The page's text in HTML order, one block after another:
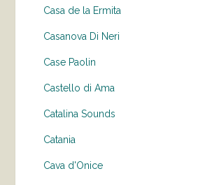
Casa de la Ermita
Casanova Di Neri
Case Paolin
Castello di Ama
Catalina Sounds
Catania
Cava d'Onice